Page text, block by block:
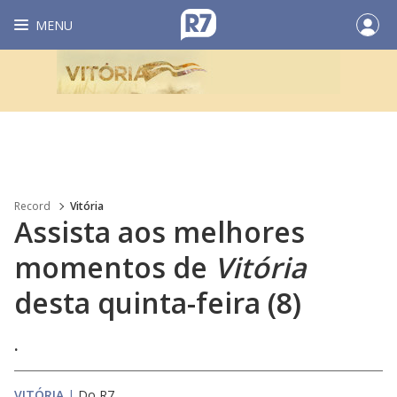
MENU
Record Vitória
Assista aos melhores
momentos de Vitória
desta quinta-feira (8)
.